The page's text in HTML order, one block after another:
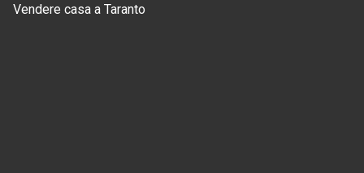
Vendere casa a Taranto